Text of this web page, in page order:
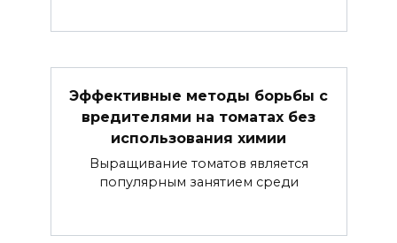
Эффективные методы борьбы с
вредителями на томатах без
использования химии
Выращивание томатов является
популярным занятием среди